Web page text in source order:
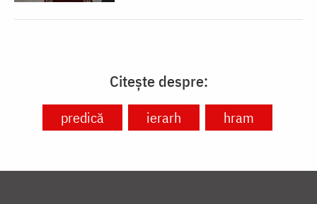
Citește despre:
predică ierarh hram